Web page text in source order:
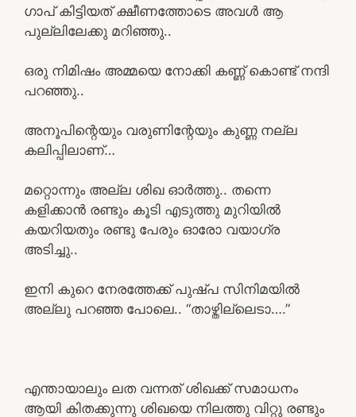
ഗാപ് കിട്ടിയത് ക്ഷീണത്തോടെ അവൾ ആ
പുല്ലിലേക്കു മറിഞ്ഞു..
ഒരു നിമിഷം അമ്മയെ നോക്കി കണ്ണ് കൊണ്ട് നന്ദി
പറഞ്ഞു..
അനൂപിന്റെയും വരുണിന്റേയും കുണ്ണ നല്ല
കലിപ്പിലാണ്…
മറ്റൊന്നും അല്ല ശിഖ ഓർത്തു.. തന്നെ
കളിക്കാൻ രണ്ടും കൂടി എടുത്തു മുറിയിൽ
കയറിയതും രണ്ടു പേരും ഓരോ വയാഗ്ര
അടിച്ചു..
ഇനി കുറെ നേരത്തേക്ക് പുഷ്പ സിനിമയിൽ
അല്ലു പറഞ്ഞ പോലെ.. “താഴ്തില്ലെടാ….”
എന്തായാലും ലത വന്നത് ശിഖക്ക് സമാധനം
ആയി കിതക്കുന്നു ശിഖയെ നിലത്തു വിറ്റു രണ്ടും